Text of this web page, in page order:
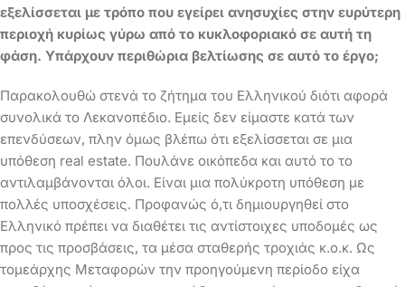
εξελίσσεται με τρόπο που εγείρει ανησυχίες στην ευρύτερη
περιοχή κυρίως γύρω από το κυκλοφοριακό σε αυτή τη
φάση. Υπάρχουν περιθώρια βελτίωσης σε αυτό το έργο;
Παρακολουθώ στενά το ζήτημα του Ελληνικού διότι αφορά
συνολικά το Λεκανοπέδιο. Εμείς δεν είμαστε κατά των
επενδύσεων, πλην όμως βλέπω ότι εξελίσσεται σε μια
υπόθεση real estate. Πουλάνε οικόπεδα και αυτό το το
αντιλαμβάνονται όλοι. Είναι μια πολύκροτη υπόθεση με
πολλές υποσχέσεις. Προφανώς ό,τι δημιουργηθεί στο
Ελληνικό πρέπει να διαθέτει τις αντίστοιχες υποδομές ως
προς τις προσβάσεις, τα μέσα σταθερής τροχιάς κ.ο.κ. Ως
τομεάρχης Μεταφορών την προηγούμενη περίοδο είχα